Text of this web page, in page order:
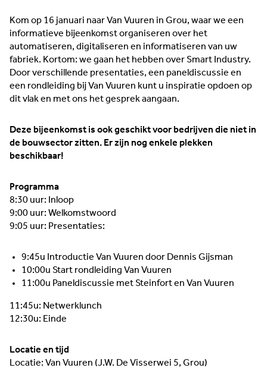
Kom op 16 januari naar Van Vuuren in Grou, waar we een
informatieve bijeenkomst organiseren over het
automatiseren, digitaliseren en informatiseren van uw
fabriek. Kortom: we gaan het hebben over Smart Industry.
Door verschillende presentaties, een paneldiscussie en
een rondleiding bij Van Vuuren kunt u inspiratie opdoen op
dit vlak en met ons het gesprek aangaan.
Deze bijeenkomst is ook geschikt voor bedrijven die niet in
de bouwsector zitten. Er zijn nog enkele plekken
beschikbaar!
Programma
8:30 uur: Inloop
9:00 uur: Welkomstwoord
9:05 uur: Presentaties:
9:45u Introductie Van Vuuren door Dennis Gijsman
10:00u Start rondleiding Van Vuuren
11:00u Paneldiscussie met Steinfort en Van Vuuren
11:45u: Netwerklunch
12:30u: Einde
Locatie en tijd
Locatie: Van Vuuren (J.W. De Visserwei 5, Grou)